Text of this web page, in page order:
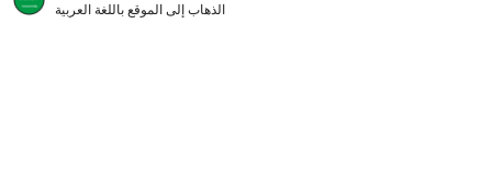
الذهاب إلى الموقع باللغة العربية